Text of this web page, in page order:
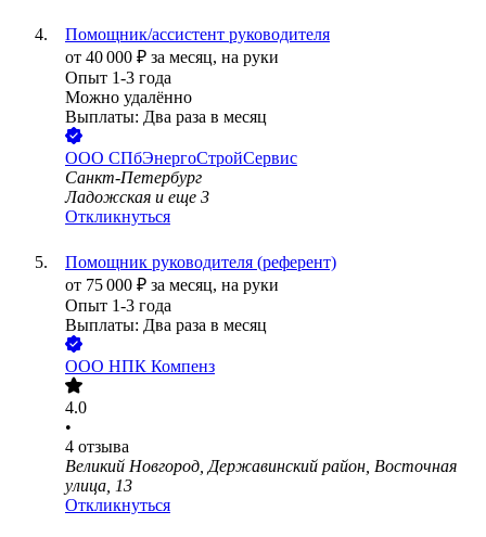
Помощник/ассистент руководителя
от 40 000 ₽ за месяц, на руки
Опыт 1-3 года
Можно удалённо
Выплаты: Два раза в месяц
ООО СПбЭнергоСтройСервис
Санкт-Петербург
Ладожская и еще 3
Откликнуться
Помощник руководителя (референт)
от 75 000 ₽ за месяц, на руки
Опыт 1-3 года
Выплаты: Два раза в месяц
ООО НПК Компенз
4.0
•
4 отзыва
Великий Новгород, Державинский район, Восточная
улица, 13
Откликнуться